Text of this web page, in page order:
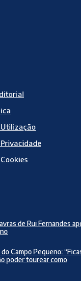
de Rui Fernandes
Campo Pequeno:
poder tourear como